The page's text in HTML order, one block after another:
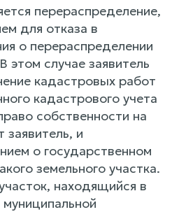
перераспределение,
для отказа в
о перераспределении
этом случае заявитель
кадастровых работ
кадастрового учета
собственности на
заявитель, и
о государственном
земельного участка.
находящийся в